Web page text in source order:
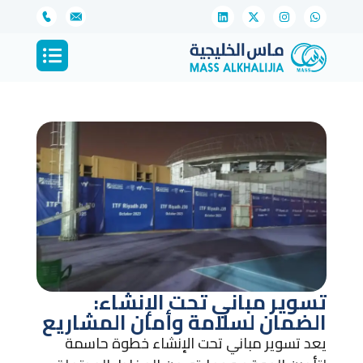
تسوير مباني تحت الإنشاء:
الضمان لسلامة وأمان المشاريع
يعد تسوير مباني تحت الإنشاء خطوة حاسمة